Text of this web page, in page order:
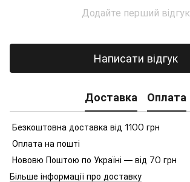
Додайте перший відгук
Написати відгук
Доставка Оплата
Безкоштовна доставка від 1100 грн
Оплата на пошті
Нововю Поштою по Україні — від 70 грн
Більше інформації про доставку